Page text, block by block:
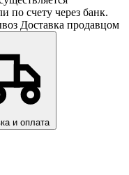
по счету через банк.
Доставка продавцом
и оплата